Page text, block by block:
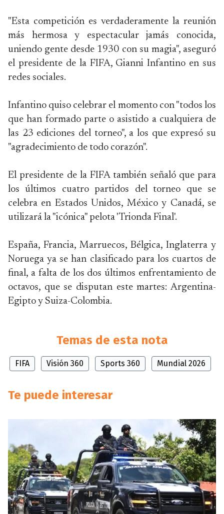
"Esta competición es verdaderamente la reunión
más hermosa y espectacular jamás conocida,
uniendo gente desde 1930 con su magia", aseguró
el presidente de la FIFA, Gianni Infantino en sus
redes sociales.
Infantino quiso celebrar el momento con "todos los
que han formado parte o asistido a cualquiera de
las 23 ediciones del torneo", a los que expresó su
"agradecimiento de todo corazón".
El presidente de la FIFA también señaló que para
los últimos cuatro partidos del torneo que se
celebra en Estados Unidos, México y Canadá, se
utilizará la "icónica" pelota 'Trionda Final'.
España, Francia, Marruecos, Bélgica, Inglaterra y
Noruega ya se han clasificado para los cuartos de
final, a falta de los dos últimos enfrentamiento de
octavos, que se disputan este martes: Argentina-
Egipto y Suiza-Colombia.
Temas de esta nota
FIFA Visión 360 Sports 360 Mundial 2026
Te puede interesar